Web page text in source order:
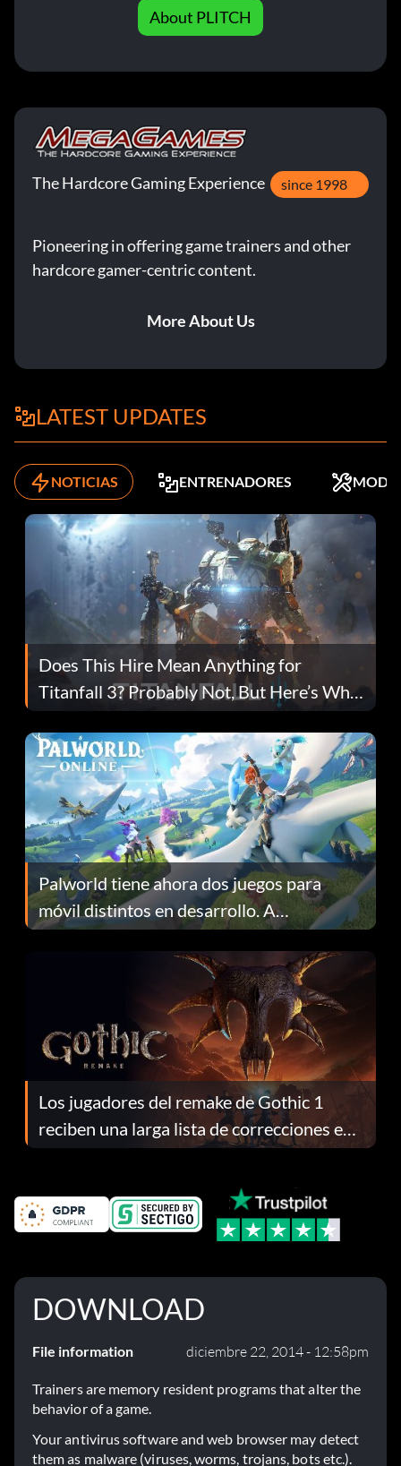
About PLITCH
The Hardcore Gaming Experience since 1998
Pioneering in offering game trainers and other
hardcore gamer-centric content.
More About Us
LATEST UPDATES
NOTICIAS ENTRENADORES MODS
Does This Hire Mean Anything for
Titanfall 3? Probably Not, But Here’s Why
Fans Are Hopeful
Palworld tiene ahora dos juegos para
móvil distintos en desarrollo. A
continuación te explicamos por qué.
Los jugadores del remake de Gothic 1
reciben una larga lista de correcciones en
el parche 1.0.4
DOWNLOAD
File information diciembre 22, 2014 - 12:58pm
Trainers are memory resident programs that alter the
behavior of a game.
Your antivirus software and web browser may detect
them as malware (viruses, worms, trojans, bots etc.).